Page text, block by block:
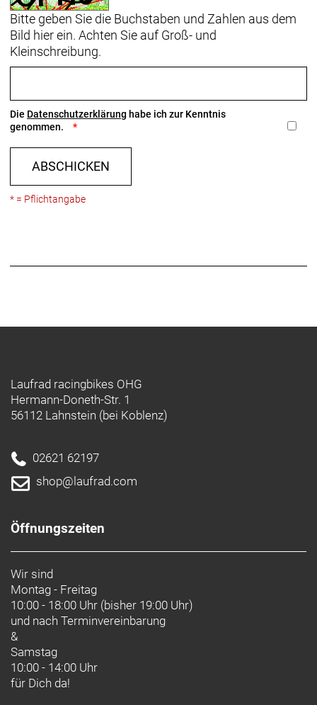
Bitte geben Sie die Buchstaben und Zahlen aus dem
Bild hier ein. Achten Sie auf Groß- und
Kleinschreibung.
Die Datenschutzerklärung habe ich zur Kenntnis
genommen.
ABSCHICKEN
* = Pflichtangabe
Laufrad racingbikes OHG
Hermann-Doneth-Str. 1
56112 Lahnstein (bei Koblenz)
02621 62197
shop@laufrad.com
Öffnungszeiten
Wir sind
Montag - Freitag
10:00 - 18:00 Uhr (bisher 19:00 Uhr)
und nach Terminvereinbarung
&
Samstag
10:00 - 14:00 Uhr
für Dich da!